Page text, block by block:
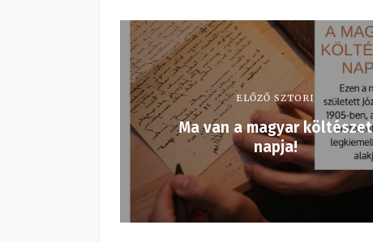
ELŐZŐ SZTORI
Ma van a magyar költészet
napja!